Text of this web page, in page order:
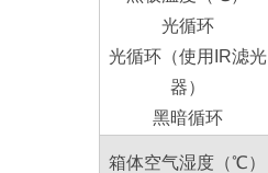
光循环
光循环（使用IR滤光
器）
黑暗循环
箱体空气湿度（℃）